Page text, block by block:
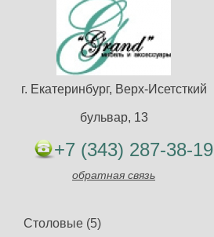
г. Екатеринбург, Верх-Исетсткий
бульвар, 13
+7 (343) 287-38-19
обратная связь
Столовые (5)